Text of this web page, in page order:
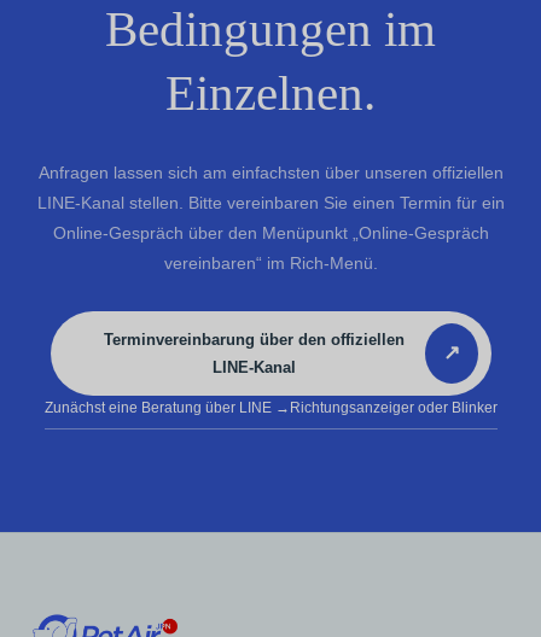
Bedingungen im
Einzelnen.
Anfragen lassen sich am einfachsten über unseren offiziellen
LINE-Kanal stellen. Bitte vereinbaren Sie einen Termin für ein
Online-Gespräch über den Menüpunkt „Online-Gespräch
vereinbaren“ im Rich-Menü.
Terminvereinbarung über den offiziellen
LINE-Kanal
↗
Zunächst eine Beratung über LINE →Richtungsanzeiger oder Blinker